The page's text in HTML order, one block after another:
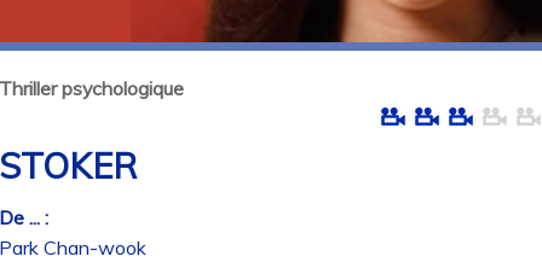
psychologique
... :
Chan-wook